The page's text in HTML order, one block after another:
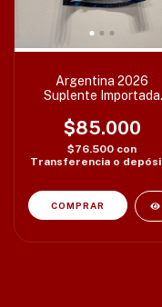
Argentina 2026
Suplente Importada
$85.000
$76.500 con
Transferencia o
COMPRAR